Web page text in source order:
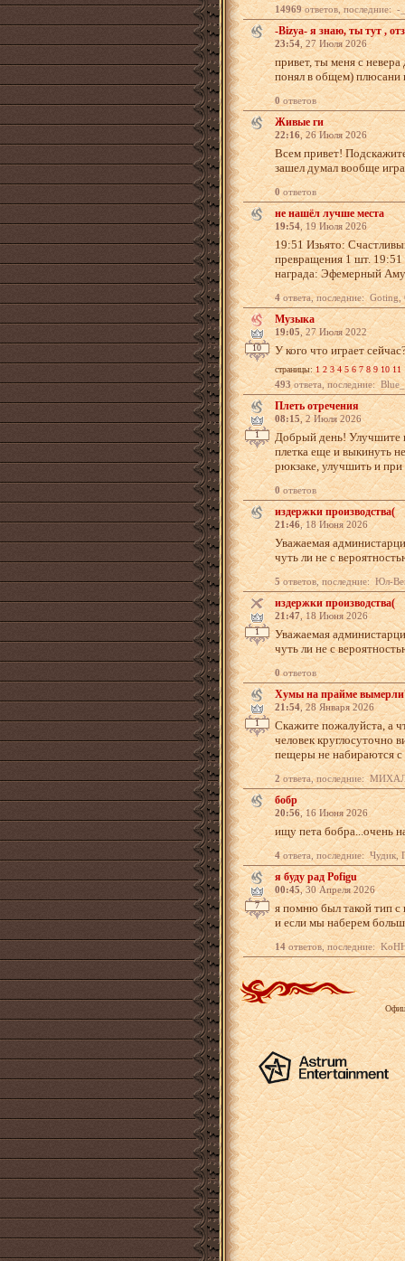
14969ответов, последние: -
-Bizya- я знаю, ты тут ,
23:54, 27 Июля 2026
привет, ты меня с
понял в общем) плюсани
0ответов
Живые ги
22:16, 26 Июля 2026
Всем привет!
зашел думал вообще
0ответов
не нашёл лучше места
19:54, 19 Июля 2026
19:51 Изьято:
превращения 1 шт.
награда: Эфемерный
4ответа, последние:
10
Музыка
19:05, 27 Июля 2022
У кого что играет
страницы: 1 2 3 4 5 6 7 8 9 10 11
493ответа, последние:
1
Плеть отречения
08:15, 2 Июля 2026
Добрый день! Улучшите
плетка еще и выкинуть
рюкзаке, улучшить и при
0ответов
издержки производства(
21:46, 18 Июня 2026
Уважаемая
чуть ли не с
5ответов, последние: Юл-
1
издержки производства(
21:47, 18 Июня 2026
Уважаемая
чуть ли не с
0ответов
1
Хумы на прайме
21:54, 28 Января 2026
Скажите пожалуйста, а
человек круглосуточно
пещеры не набираются с
2ответа, последние:
бобр
20:56, 16 Июня 2026
ищу пета бобра...очень
4ответа, последние:
7
я буду рад Pofigu
00:45, 30 Апреля 2026
я помню был такой тип с
и если мы наберем
14ответов, последние: